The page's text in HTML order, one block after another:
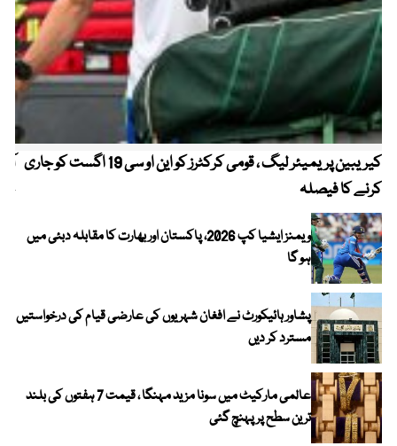
کیریبین پریمیئر لیگ ، قومی کرکٹرز کو این او سی 19 اگست کو جاری
کرنے کا فیصلہ
ویمنز ایشیا کپ 2026، پاکستان اور بھارت کا مقابلہ دبئی میں
ہو گا
پشاور ہائیکورٹ نے افغان شہریوں کی عارضی قیام کی درخواستیں
مسترد کر دیں
عالمی مارکیٹ میں سونا مزید مہنگا ، قیمت 7 ہفتوں کی بلند
ترین سطح پر پہنچ گئی